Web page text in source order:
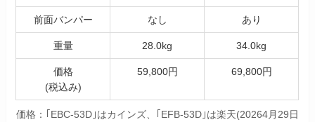
前面バンパー なし あり
重量 28.0kg 34.0kg
価格
(税込み)
59,800円 69,800円
価格：｢EBC-53D｣はカインズ、｢EFB-53D｣は楽天(20264月29日